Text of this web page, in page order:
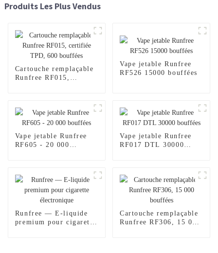
Produits Les Plus Vendus
Cartouche remplaçable
Runfree RF015,
Vape jetable Runfree
RF526 15000 bouffées
Vape jetable Runfree
RF605 - 20 000
Vape jetable Runfree
RF017 DTL 30000
Runfree — E-liquide
premium pour cigarette
Cartouche remplaçable
Runfree RF306, 15 000